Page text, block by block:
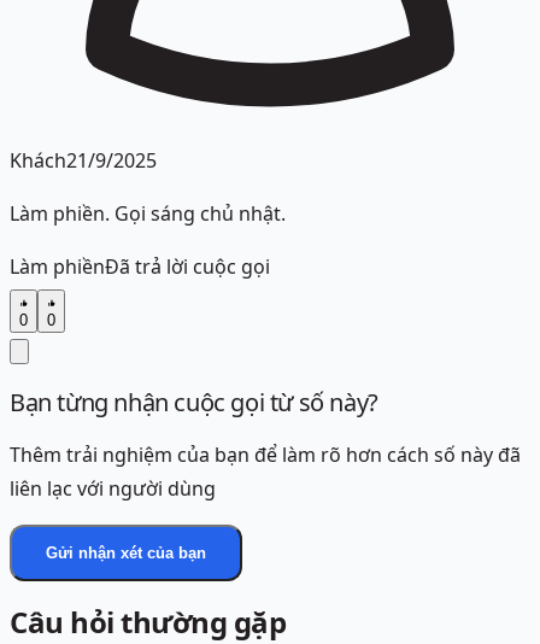
Khách21/9/2025
Làm phiền. Gọi sáng chủ nhật.
Làm phiềnĐã trả lời cuộc gọi
0 0
Bạn từng nhận cuộc gọi từ số này?
Thêm trải nghiệm của bạn để làm rõ hơn cách số này đã
liên lạc với người dùng
Gửi nhận xét của bạn
Câu hỏi thường gặp